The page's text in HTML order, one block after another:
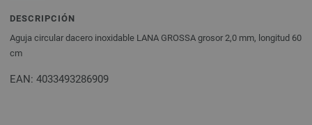
DESCRIPCIÓN
Aguja circular dacero inoxidable LANA GROSSA grosor 2,0 mm, longitud 60
cm
EAN: 4033493286909